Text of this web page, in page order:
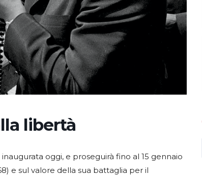
libertà
oggi, e proseguirà fino al 15 gennaio
e sul valore della sua battaglia per il